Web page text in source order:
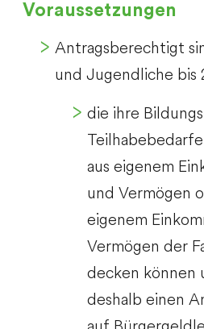
Voraussetzungen
Antragsberechtigt
und Jugendliche bis
die ihre
aus eigenem
und Vermögen
eigenem
Vermögen der
decken können
deshalb einen